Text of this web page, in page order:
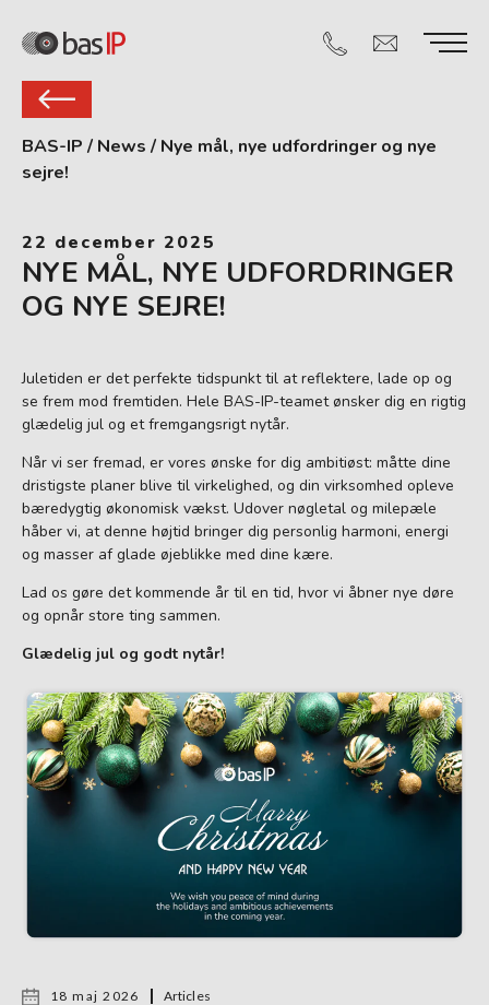
BAS-IP / News / Nye mål, nye udfordringer og nye
sejre!
22 december 2025
NYE MÅL, NYE UDFORDRINGER
OG NYE SEJRE!
Juletiden er det perfekte tidspunkt til at reflektere, lade op og
se frem mod fremtiden. Hele BAS-IP-teamet ønsker dig en rigtig
glædelig jul og et fremgangsrigt nytår.
Når vi ser fremad, er vores ønske for dig ambitiøst: måtte dine
dristigste planer blive til virkelighed, og din virksomhed opleve
bæredygtig økonomisk vækst. Udover nøgletal og milepæle
håber vi, at denne højtid bringer dig personlig harmoni, energi
og masser af glade øjeblikke med dine kære.
Lad os gøre det kommende år til en tid, hvor vi åbner nye døre
og opnår store ting sammen.
Glædelig jul og godt nytår!
18 maj 2026 Articles